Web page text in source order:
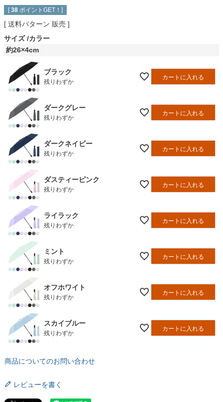
[ 38 ポイントGET！]
送料パターン 販売
サイズ カラー
約26×4cm
ブラック
残りわずか
カートに入れる
ダークグレー
残りわずか
カートに入れる
ダークネイビー
残りわずか
カートに入れる
ダスティーピンク
残りわずか
カートに入れる
ライラック
残りわずか
カートに入れる
ミント
残りわずか
カートに入れる
オフホワイト
残りわずか
カートに入れる
スカイブルー
残りわずか
カートに入れる
商品についてのお問い合わせ
レビューを書く